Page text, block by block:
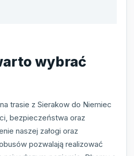
wybrać
trasie z Sierakow do Niemiec
bezpieczeństwa oraz
naszej załogi oraz
pozwalają realizować